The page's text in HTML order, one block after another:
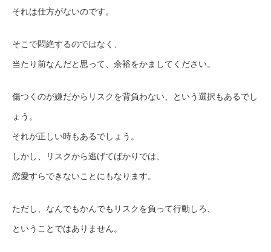
それは仕方がないのです。
そこで悶絶するのではなく、
当たり前なんだと思って、余裕をかましてください。
傷つくのが嫌だからリスクを背負わない、という選択もあるでし
ょう。
それが正しい時もあるでしょう。
しかし、リスクから逃げてばかりでは、
恋愛すらできないことにもなります。
ただし、なんでもかんでもリスクを負って行動しろ、
ということではありません。